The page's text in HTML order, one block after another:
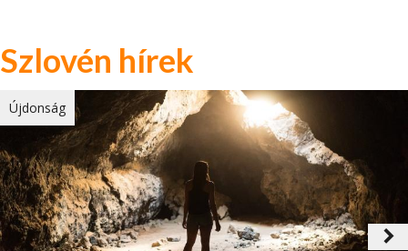
Szlovén hírek
Újdonság
navigate_next